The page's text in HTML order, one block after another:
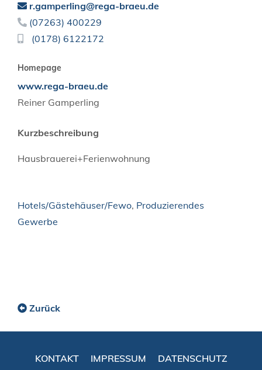
r.gamperling@rega-braeu.de
(07263) 400229
(01 78) 61221 72
Homepage
www.rega-braeu.de
Reiner Gamperling
Kurzbeschreibung
Hausbrauerei+Ferienwohnung
Hotels/Gästehäuser/Fewo, Produzierendes
Gewerbe
Zurück
KONTAKT IMPRESSUM
DATENSCHUTZ